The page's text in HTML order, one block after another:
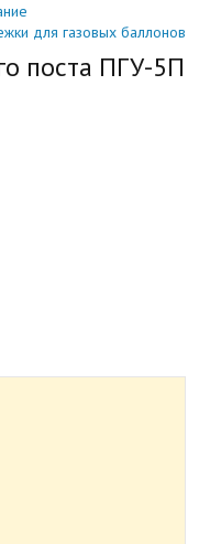
для газовых баллонов
поста ПГУ-5П